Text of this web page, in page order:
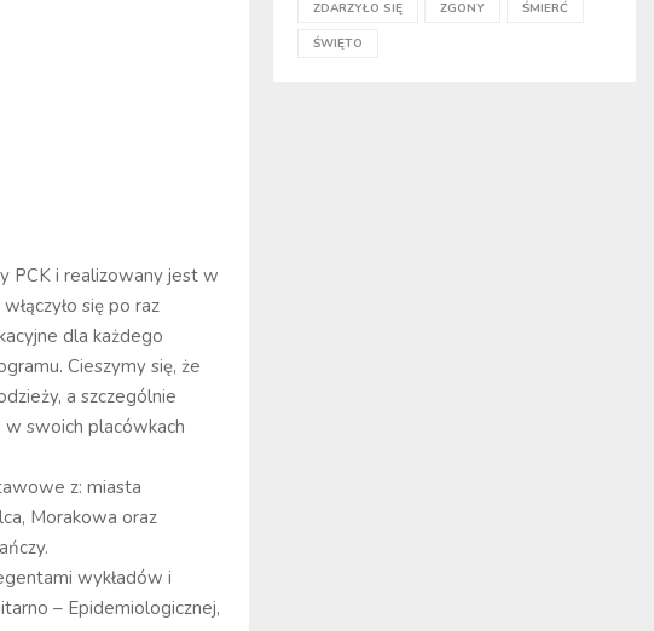
PCK i realizowany jest w
się po raz
dla każdego
Cieszymy się, że
a szczególnie
swoich placówkach
z: miasta
Morakowa oraz
wykładów i
– Epidemiologicznej,
ZDARZYŁO SIĘ ZGONY ŚMIERĆ
ŚWIĘTO